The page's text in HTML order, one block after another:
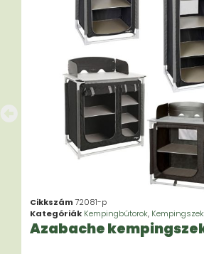
Cikkszám72081-p
Kategóriák Kempingbútorok,
Azabache